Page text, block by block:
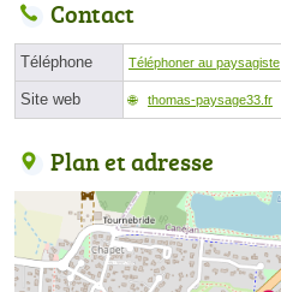
Contact
Téléphone Téléphoner au paysagiste
Site web thomas-paysage33.fr
Plan et adresse